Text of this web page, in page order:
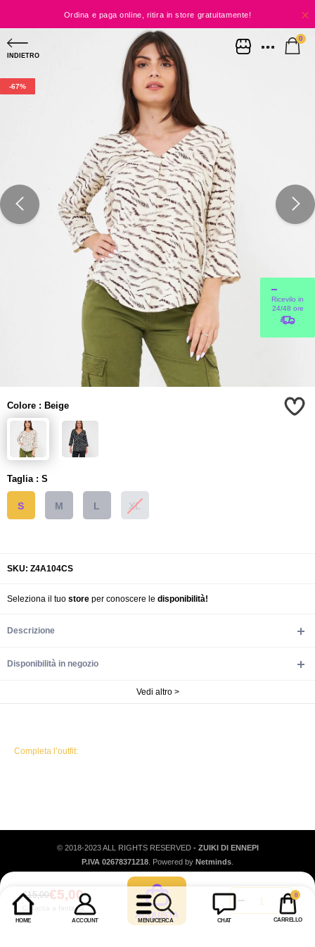
INDIETRO
0
Ordina e paga online, ritira in store gratuitamente!
Niente spese, solo shopping!
SPEDIZIONE A CASA GRAUTITA DA 60€
SPEDIZIONE SEMPRE GRATUITA IN NEGOZIO
Ricevilo in
24/48 ore
-67%
Colore : Beige
Taglia: S
S M L XL
SKU: Z4A104CS
Seleziona il tuo store per conoscere le disponibilità!
Descrizione
Disponibilità in negozio
Vedi altro >
Completa l’outfit:
© 2018-2023 ALL RIGHTS RESERVED - ZUIKI DI ENNEPI
P.IVA 02678371218 . Powered by Netminds
HOME ACCOUNT MENU/CERCA CHAT CARRELLO
0
0
articoli
€15,00€5,00
Casacca a fantasia